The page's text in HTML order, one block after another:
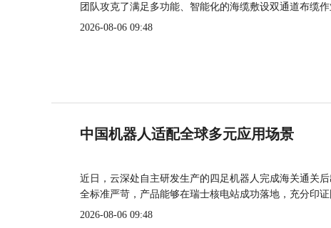
团队攻克了满足多功能、智能化的海缆敷设双通道布缆
2026-08-06 09:48
中国机器人适配全球多元应用场景
近日，云深处自主研发生产的四足机器人完成海关通关
全标准严苛，产品能够在瑞士核电站成功落地，充分印
2026-08-06 09:48